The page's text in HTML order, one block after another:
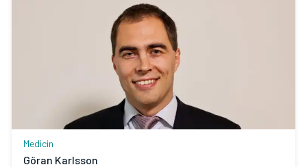
Medicin
Göran Karlsson